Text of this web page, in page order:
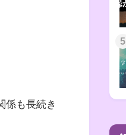
係も長続き
5